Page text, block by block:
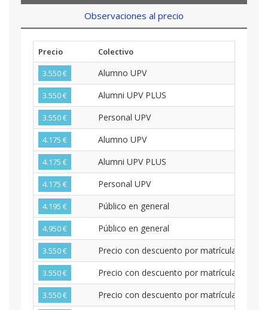
Observaciones al precio
Precio
Colectivo
3.550 €
Alumno UPV
3.550 € Alumni UPV PLUS
3.550 € Personal UPV
4.175 € Alumno UPV
4.175 € Alumni UPV PLUS
4.175 € Personal UPV
4.195 € Público en general
4.950 € Público en general
3.550 € Precio con descuento por matrícula
3.550 € Precio con descuento por matrícula para
3.550 € Precio con descuento por matrícula